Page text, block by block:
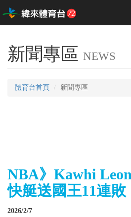
新聞專區 NEWS
體育台首頁 新聞專區
NBA》Kawhi
快艇送國王11連敗
2026/2/7